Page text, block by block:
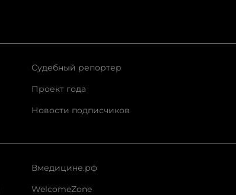
Судебный репортер
Проект года
Новости подписчиков
Вмедицине.рф
WelcomeZone